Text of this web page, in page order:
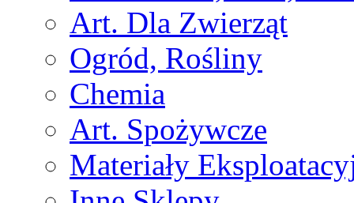
Art. Dla Zwierząt
Ogród, Rośliny
Chemia
Art. Spożywcze
Materiały